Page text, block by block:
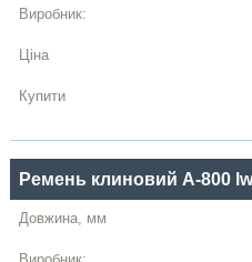
Ремень клиновий A-800